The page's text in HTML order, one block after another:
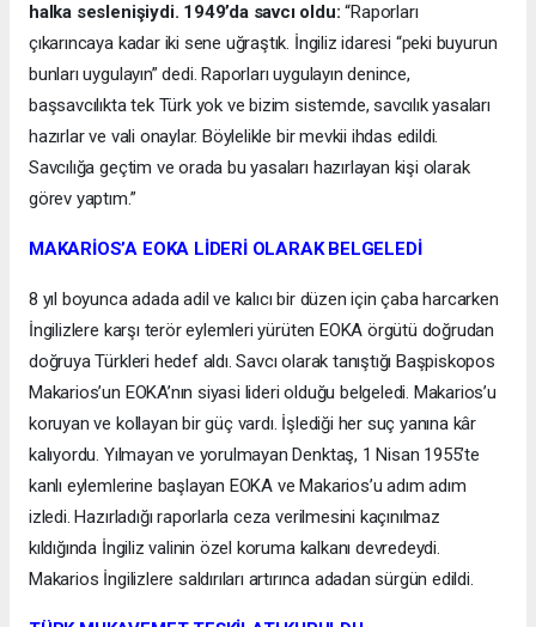
halka seslenişiydi. 1949’da savcı oldu:“Raporları
çıkarıncaya kadar iki sene uğraştık. İngiliz idaresi “peki buyurun
bunları uygulayın” dedi. Raporları uygulayın denince,
başsavcılıkta tek Türk yok ve bizim sistemde, savcılık yasaları
hazırlar ve vali onaylar. Böylelikle bir mevkii ihdas edildi.
Savcılığa geçtim ve orada bu yasaları hazırlayan kişi olarak
görev yaptım.”
MAKARİOS’A EOKA LİDERİ OLARAK BELGELEDİ
8 yıl boyunca adada adil ve kalıcı bir düzen için çaba harcarken
İngilizlere karşı terör eylemleri yürüten EOKA örgütü doğrudan
doğruya Türkleri hedef aldı. Savcı olarak tanıştığı Başpiskopos
Makarios’un EOKA’nın siyasi lideri olduğu belgeledi. Makarios’u
koruyan ve kollayan bir güç vardı. İşlediği her suç yanına kâr
kalıyordu. Yılmayan ve yorulmayan Denktaş, 1 Nisan 1955’te
kanlı eylemlerine başlayan EOKA ve Makarios’u adım adım
izledi. Hazırladığı raporlarla ceza verilmesini kaçınılmaz
kıldığında İngiliz valinin özel koruma kalkanı devredeydi.
Makarios İngilizlere saldırıları artırınca adadan sürgün edildi.